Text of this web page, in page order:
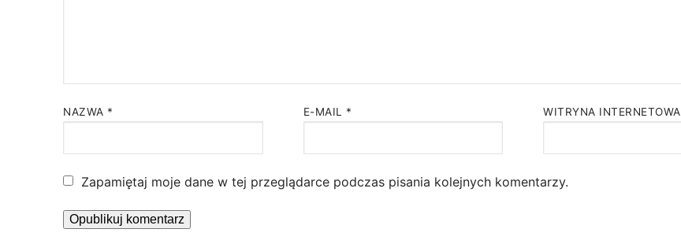
NAZWA * E-MAIL * WITRYNA INTERNETOWA
Zapamiętaj moje dane w tej przeglądarce podczas pisania kolejnych komentarzy.